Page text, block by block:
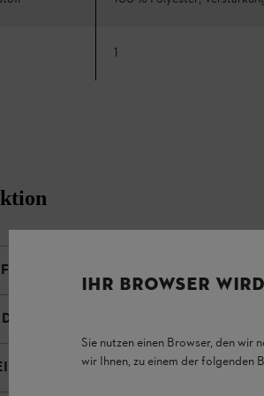
1
MOTORSÄGEN
C
IHR BROWSER
Sie nutzen einen Browser, den wir
wir Ihnen, zu einem der folgenden